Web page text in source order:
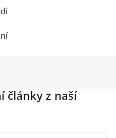
články z naší